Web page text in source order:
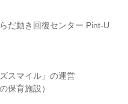
だ動き回復センター Pint-U
スマイル」の運営
保育施設）